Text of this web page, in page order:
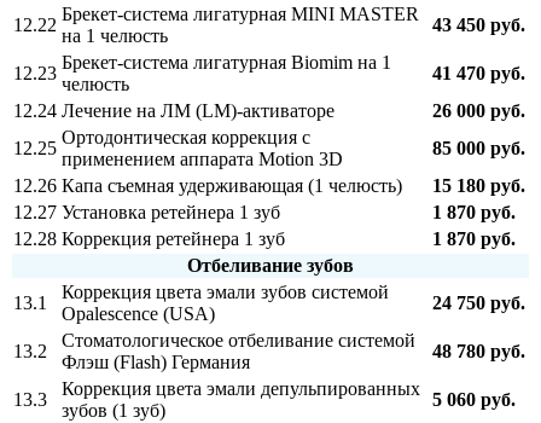
12.22
Брекет-система лигатурная MINI MASTER
на 1 челюсть
43 450 руб.
12.23
Брекет-система лигатурная Biomim на 1
челюсть
41 470 руб.
12.24 Лечение на ЛМ (LM)-активаторе
26 000 руб.
12.25
Ортодонтическая коррекция с
применением аппарата Motion 3D
85 000 руб.
12.26 Капа съемная удерживающая (1 челюсть)
15 180 руб.
12.27 Установка ретейнера 1 зуб
1 870 руб.
12.28 Коррекция ретейнера 1 зуб
1 870 руб.
Отбеливание зубов
13.1
Коррекция цвета эмали зубов системой
Opalescence (USA)
24 750 руб.
13.2
Стоматологическое отбеливаниe системой
Флэш (Flash) Германия
48 780 руб.
13.3
Коррекция цвета эмали депульпированных
зубов (1 зуб)
5 060 руб.